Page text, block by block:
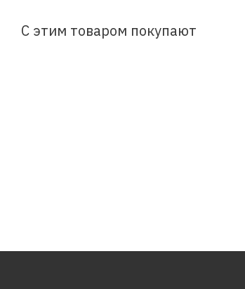
С этим товаром покупают